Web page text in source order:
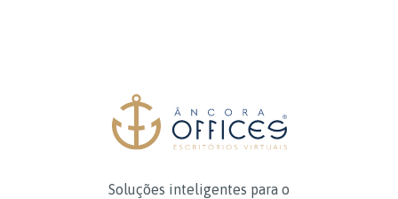
Soluções inteligentes para o